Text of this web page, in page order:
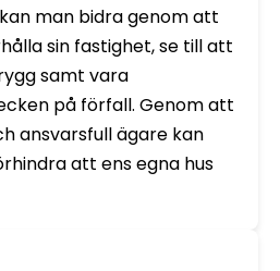
man bidra genom att
sin fastighet, se till att
samt vara
på förfall. Genom att
ansvarsfull ägare kan
att ens egna hus